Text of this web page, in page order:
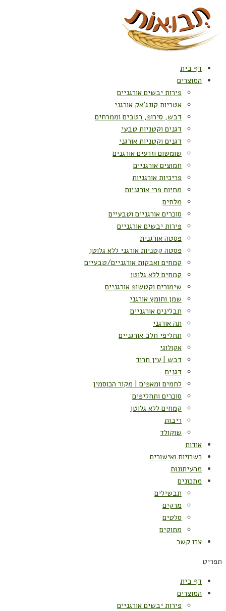
דף בית
המוצרים
פירות יבשים אורגניים
אטריות קונג'אק אורגני
דבש, סירופ, רטבים וממרחים
דגנים וקטניות טבעי
דגנים וקטניות אורגני
שומשום וזרעים אורגנים
חמוצים אורגניים
פריכיות אורגניות
מחיות פרי אורגניות
מלחים
סוכרים אורגניים וטבעיים
פירות יבשים אורגניים
פסטה אורגנית
פסטה קטניות אורגני ללא גלוטן
קמחים ואבקות אורגניים/טבעיים
קמחים ללא גלוטן
שימורים וקטשופ אורגניים
שמן וחומץ אורגני
תבלינים אורגניים
תה אורגני
תחליפי חלב אורגניים
אקולוגי
דבש | עין חרוד
דגנים
לחמים ומאפים | מקור הכוסמין
סוכרים ותחליפים
קמחים ללא גלוטן
ריבות
שוקולד
אודות
כשרויות ואישורים
מהעיתונות
מתכונים
תבשילים
מרקים
סלטים
מתוקים
צרו קשר
תפריט
דף בית
המוצרים
פירות יבשים אורגניים